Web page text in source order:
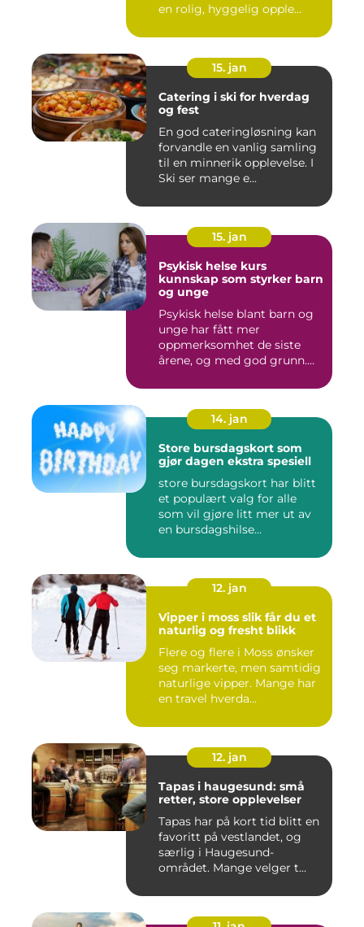
en rolig, hyggelig opple...
15. jan
Catering i ski for hverdag
og fest
En god cateringløsning kan
forvandle en vanlig samling
til en minnerik opplevelse. I
Ski ser mange e...
15. jan
Psykisk helse kurs
kunnskap som styrker barn
og unge
Psykisk helse blant barn og
unge har fått mer
oppmerksomhet de siste
årene, og med god grunn.
14. jan
Store bursdagskort som
gjør dagen ekstra spesiell
store bursdagskort har blitt
et populært valg for alle
som vil gjøre litt mer ut av
en bursdagshilse...
12. jan
Vipper i moss slik får du et
naturlig og fresht blikk
Flere og flere i Moss ønsker
seg markerte, men samtidig
naturlige vipper. Mange har
en travel hverda...
12. jan
Tapas i haugesund: små
retter, store opplevelser
Tapas har på kort tid blitt en
favoritt på vestlandet, og
særlig i Haugesund-
området. Mange velger t...